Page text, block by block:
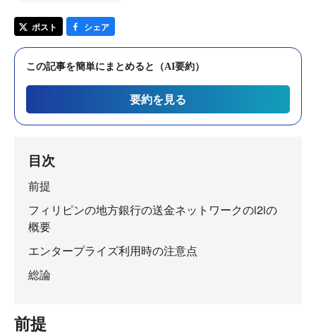
ポスト シェア
この記事を簡単にまとめると（AI要約）
要約を見る
目次
前提
フィリピンの地方銀行の送金ネットワークのi2iの
概要
エンタープライズ利用時の注意点
総論
前提